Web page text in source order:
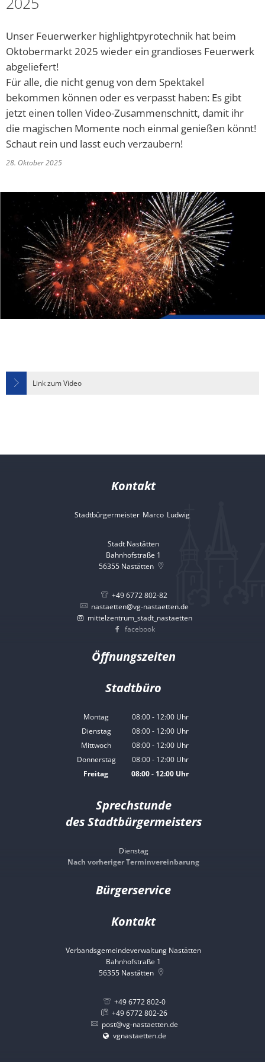
Nastätten-App
Unser Feuerwerker highlightpyrotechnik hat beim
Oktobermarkt 2025 wieder ein grandioses Feuerwerk
abgeliefert!
Für alle, die nicht genug von dem Spektakel
bekommen können oder es verpasst haben: Es gibt
jetzt einen tollen Video-Zusammenschnitt, damit ihr
die magischen Momente noch einmal genießen könnt!
Schaut rein und lasst euch verzaubern!
28. Oktober 2025
Link zum Video
Kontakt
Stadtbürgermeister Marco Ludwig
Stadt Nastätten
Bahnhofstraße 1
56355 Nastätten
+49 6772 802-82
nastaetten@vg-nastaetten.de
mittelzentrum_stadt_nastaetten
facebook
Öffnungszeiten
Stadtbüro
Montag 08:00- 12:00Uhr
Von 08:00 bis 12:00 Uhr
Dienstag 08:00- 12:00Uhr
Von 08:00 bis 12:00 Uhr
Mittwoch 08:00- 12:00Uhr
Von 08:00 bis 12:00 Uhr
Donnerstag 08:00- 12:00Uhr
Von 08:00 bis 12:00 Uhr
Freitag 08:00- 12:00 Uhr
Sprechstunde
des Stadtbürgermeisters
Dienstag
Nach vorheriger Terminvereinbarung
Bürgerservice
Kontakt
Verbandsgemeindeverwaltung Nastätten
Bahnhofstraße 1
56355 Nastätten
+49 6772 802-0
+49 6772 802-26
post@vg-nastaetten.de
vgnastaetten.de